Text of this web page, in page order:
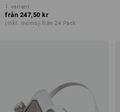
1 variant
från 247,50 kr
(inkl. moms) från 24 Pack